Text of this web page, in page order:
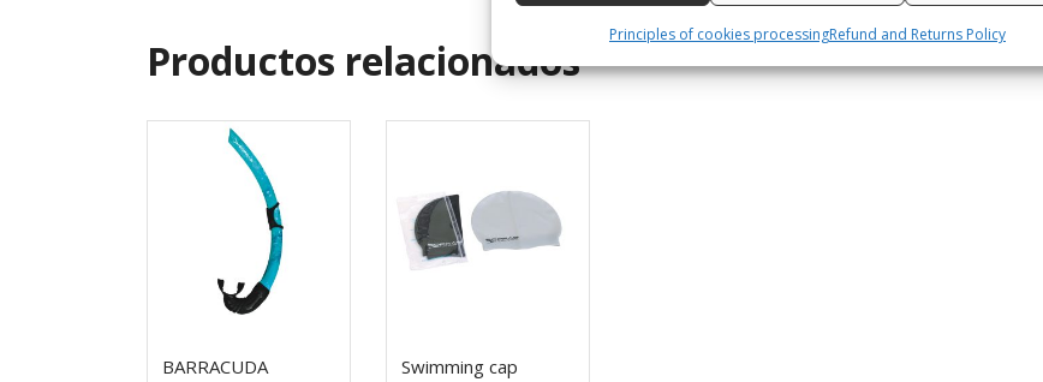
Principles of cookies processingRefund and Returns Policy
Productos relacionados
BARRACUDA
Swimming cap